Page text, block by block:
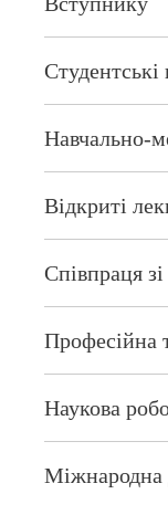
Студентські
Навчально-
Відкриті
Співпраця
Професійна
Наукова
Міжнародна